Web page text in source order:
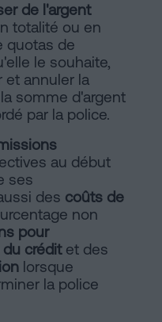
de l'argent
totalité ou en
quotas de
le souhaite,
et annuler la
somme d'argent
par la police.
au début
ses
des coûts de
non
pour
créditet des
lorsque
la police